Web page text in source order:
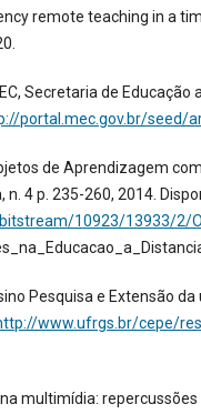
remote teaching in a
Secretaria de
portal.mec.gov.br/seed/
Objetos de Aprendizagem
4 p. 235-260, 2014.
10923/13933/2/
Pesquisa e Extensão
www.ufrgs.br/cepe/
multimídia: